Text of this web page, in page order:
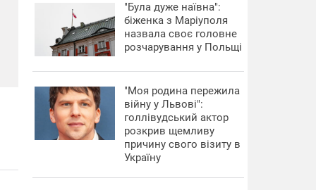
"Була дуже наївна":
біженка з Маріуполя
назвала своє головне
розчарування у Польщі
"Моя родина пережила
війну у Львові":
голлівудський актор
розкрив щемливу
причину свого візиту в
Україну